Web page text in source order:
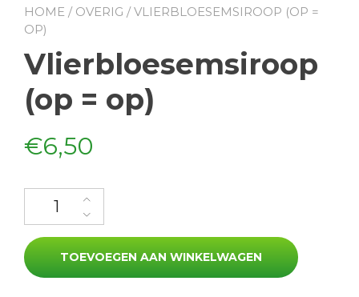
HOME / OVERIG / VLIERBLOESEMSIROOP (OP =
OP)
Vlierbloesemsiroop
(op = op)
€6,50
Vlierbloesemsiroop (op = op) aantal
TOEVOEGEN AAN WINKELWAGEN